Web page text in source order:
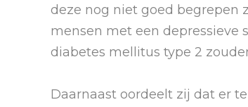
deze nog niet goed begrepen
mensen met een depressieve
diabetes mellitus type 2
Daarnaast oordeelt zij dat er